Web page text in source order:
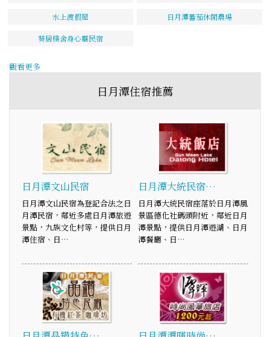
水上渡假屋 日月潭蕃茄休閒農場
葵居樸舍身心靈民宿
觀看更多
日月潭住宿推薦
日月潭文山民宿
日月潭文山民宿為登記合法之日
月潭民宿，鄰近多處日月潭旅遊
景點，九族文化村等，提供日月
潭住宿、日…
日月潭大統民宿…
日月潭大統民宿座落於日月潭風
景區德化社碼頭附近，鄰近日月
潭景點，提供日月潭遊湖、日月
潭餐廳、日…